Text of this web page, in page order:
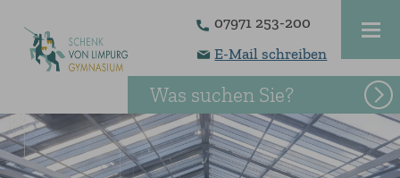
07971 253-200
E-Mail schreiben
Was suchen Sie?